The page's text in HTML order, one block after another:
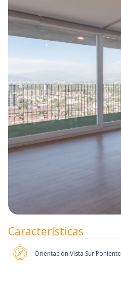
Características
Orientación Vista Sur Poniente